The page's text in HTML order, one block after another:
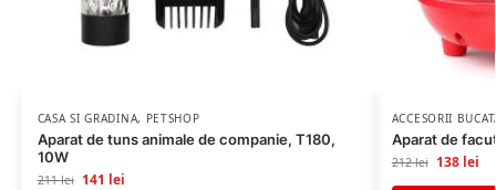
CASA SI GRADINA, PETSHOP
Aparat de tuns animale de companie, T180,
10W
211lei 141 lei
ACCESORII
Aparat de
212lei 138 lei